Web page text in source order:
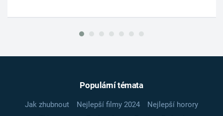
Populární témata
Jak zhubnout Nejlepší filmy 2024
Nejlepší horory